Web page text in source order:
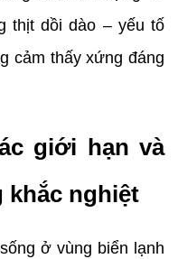
thịt dồi dào – yếu tố
cảm thấy xứng đáng
giới hạn và
khắc nghiệt
ở vùng biển lạnh